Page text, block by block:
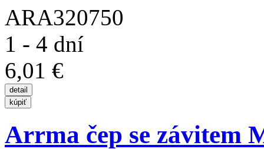
ARA320750
1 - 4 dní
6,01 €
Arrma čep se závitem